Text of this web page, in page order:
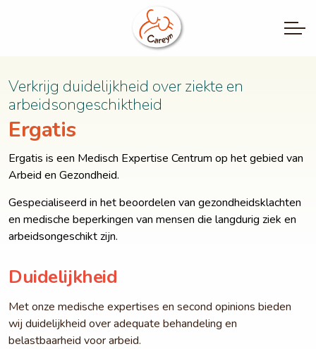
Verkrijg duidelijkheid over ziekte en
arbeidsongeschiktheid
Ergatis
Ergatis is een Medisch Expertise Centrum op het gebied van
Arbeid en Gezondheid.
Gespecialiseerd in het beoordelen van gezondheidsklachten
en medische beperkingen van mensen die langdurig ziek en
arbeidsongeschikt zijn.
Duidelijkheid
Met onze medische expertises en second opinions bieden
wij duidelijkheid over adequate behandeling en
belastbaarheid voor arbeid.